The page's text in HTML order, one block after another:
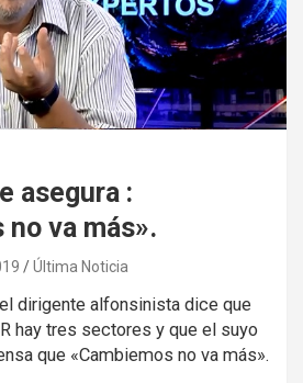
asegura :
no va más».
Última Noticia
dirigente alfonsinista dice que
hay tres sectores y que el suyo
que «Cambiemos no va más».